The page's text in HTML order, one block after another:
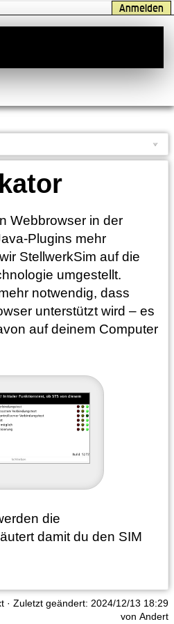
Anmelden
Webbrowser in der
Plugins mehr
StellwerkSim auf die
umgestellt.
notwendig, dass
unterstützt wird – es
auf deinem Computer
die
damit du den SIM
· Zuletzt geändert: 2024/12/13 18:29
von Andert